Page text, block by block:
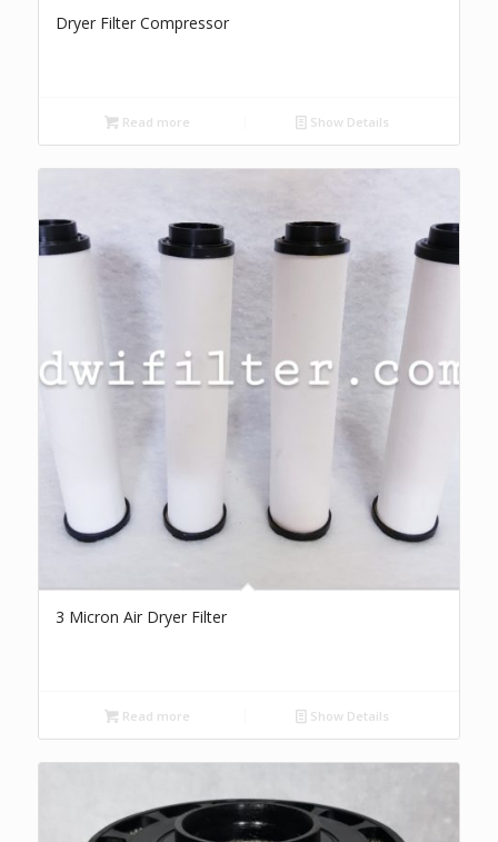
Dryer Filter Compressor
Read more Show Details
3 Micron Air Dryer Filter
Read more Show Details